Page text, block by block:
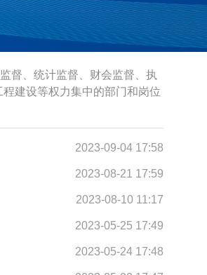
督、统计监督、财会监督、执
建设等权力集中的部门和岗位
2023-09-04 17:58
2023-08-21 17:59
2023-08-10 11:17
2023-05-25 17:49
2023-05-24 17:48